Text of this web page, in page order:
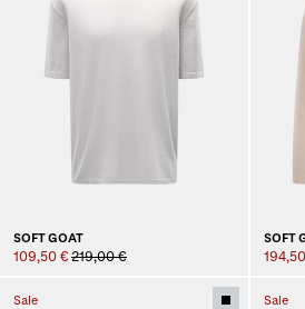
SOFT GOAT
109,50 € 219,00 €
SOFT
Sale Sale